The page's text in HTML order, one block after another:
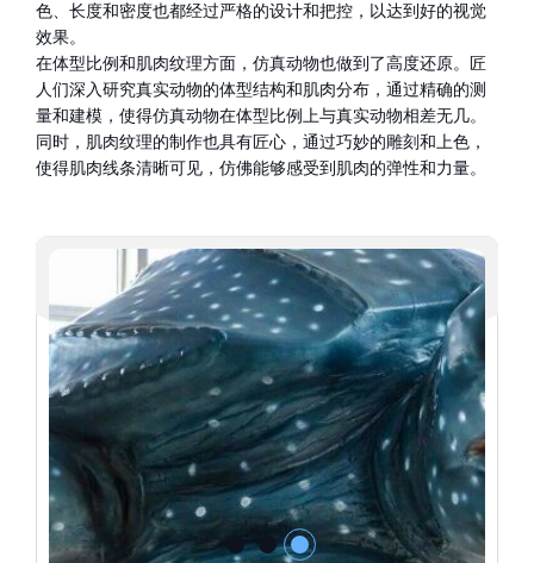
色、长度和密度也都经过严格的设计和把控，以达到好的视觉
效果。
在体型比例和肌肉纹理方面，仿真动物也做到了高度还原。匠
人们深入研究真实动物的体型结构和肌肉分布，通过精确的测
量和建模，使得仿真动物在体型比例上与真实动物相差无几。
同时，肌肉纹理的制作也具有匠心，通过巧妙的雕刻和上色，
使得肌肉线条清晰可见，仿佛能够感受到肌肉的弹性和力量。